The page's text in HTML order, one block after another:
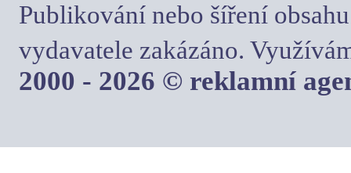
Publikování nebo šíření
vydavatele zakázáno.
2000 - 2026 © reklamní